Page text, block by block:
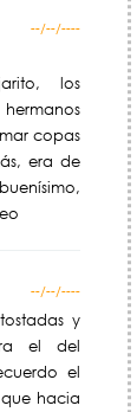
--/--/----
los
copas
era de
--/--/----
y
el del
el
hacia